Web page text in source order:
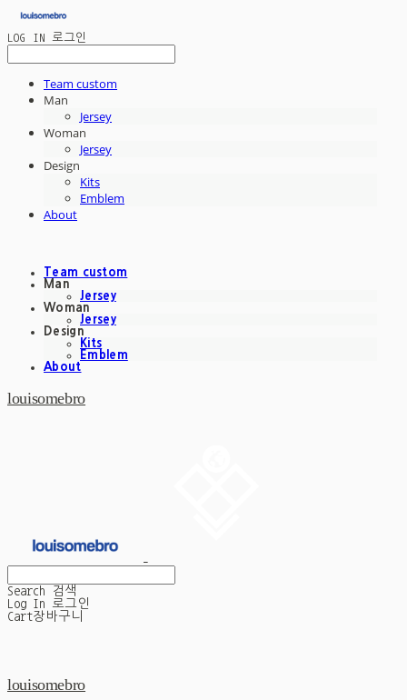
LOG IN 로그인
Team custom
Man
Jersey
Woman
Jersey
Design
Kits
Emblem
About
Team custom
Man
Jersey
Woman
Jersey
Design
Kits
Emblem
About
louisomebro
Search
검색
Log In
로그인
Cart장바구니
louisomebro